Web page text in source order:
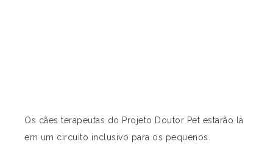
Os cães terapeutas do Projeto Doutor Pet estarão lá
em um circuito inclusivo para os pequenos.